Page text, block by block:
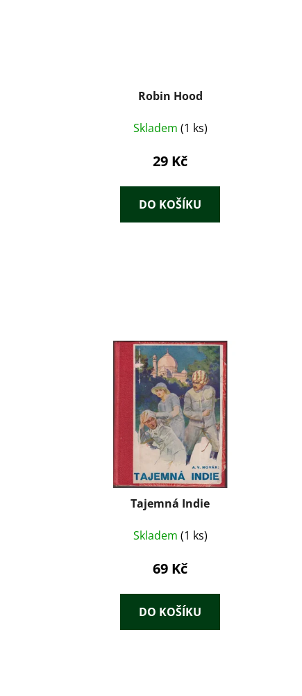
Robin Hood
Skladem (1 ks)
29 Kč
DO KOŠÍKU
Tajemná Indie
Skladem (1 ks)
69 Kč
DO KOŠÍKU